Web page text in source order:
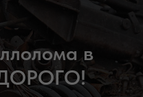
в
ДОРОГО!